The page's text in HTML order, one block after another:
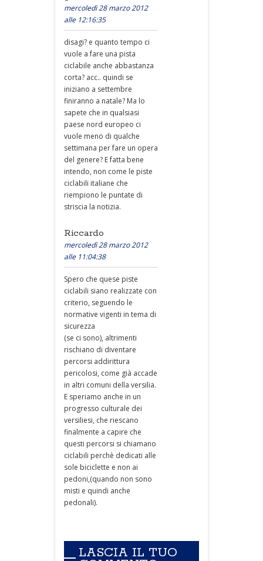
mercoledì 28 marzo 2012
alle 12:16:35
disagi? e quanto tempo ci
vuole a fare una pista
ciclabile anche abbastanza
corta? acc.. quindi se
iniziano a settembre
finiranno a natale? Ma lo
sapete che in qualsiasi
paese nord europeo ci
vuole meno di qualche
settimana per fare un opera
del genere? E fatta bene
intendo, non come le piste
ciclabili italiane che
riempiono le puntate di
striscia la notizia.
Riccardo
mercoledì 28 marzo 2012
alle 11:04:38
Spero che quese piste
ciclabili siano realizzate con
criterio, seguendo le
normative vigenti in tema di
sicurezza
(se ci sono), altrimenti
rischiano di diventare
percorsi addirittura
pericolosi, come già accade
in altri comuni della versilia.
E speriamo anche in un
progresso culturale dei
versiliesi, che riescano
finalmente a capire che
questi percorsi si chiamano
ciclabili perchè dedicati alle
sole biciclette e non ai
pedoni,(quando non sono
misti e quindi anche
pedonali).
LASCIA IL TUO